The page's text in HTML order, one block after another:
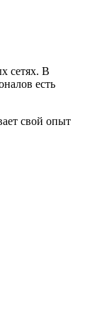
сетях. В
есть
свой опыт